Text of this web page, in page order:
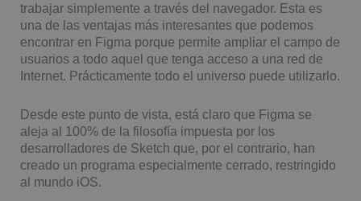
trabajar simplemente a través del navegador. Esta es
una de las ventajas más interesantes que podemos
encontrar en Figma porque permite ampliar el campo de
usuarios a todo aquel que tenga acceso a una red de
Internet. Prácticamente todo el universo puede utilizarlo.
Desde este punto de vista, está claro que Figma se
aleja al 100% de la filosofía impuesta por los
desarrolladores de Sketch que, por el contrario, han
creado un programa especialmente cerrado, restringido
al mundo iOS.